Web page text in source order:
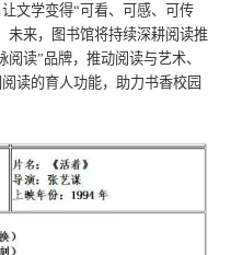
文学变得“可看、可感、可传
未来，图书馆将持续深耕阅读推
读”品牌，推动阅读与艺术、
读的育人功能，助力书香校园